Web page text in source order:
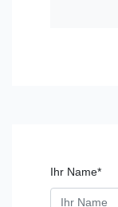
Ihr Name*